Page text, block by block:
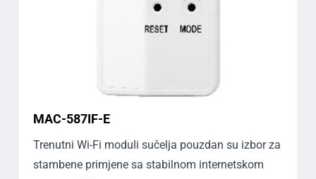
MAC-587IF-E
Trenutni Wi-Fi moduli sučelja pouzdan su izbor za
stambene primjene sa stabilnom internetskom